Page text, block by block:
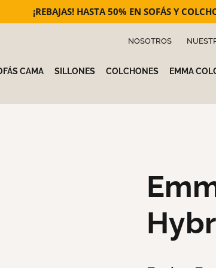
¡REBAJAS! HASTA 50% EN SOFÁS Y
NOSOTROS
CAMA SILLONES COLCHONES EMMA